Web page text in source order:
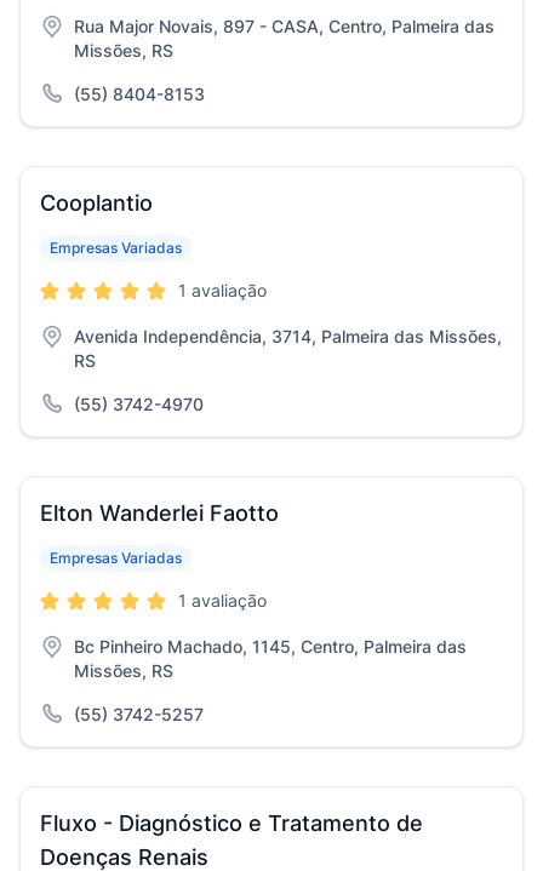
Rua Major Novais, 897 - CASA, Centro, Palmeira das
Missões, RS
(55) 8404-8153
Cooplantio
Empresas Variadas
1 avaliação
Avenida Independência, 3714, Palmeira das Missões,
RS
(55) 3742-4970
Elton Wanderlei Faotto
Empresas Variadas
1 avaliação
Bc Pinheiro Machado, 1145, Centro, Palmeira das
Missões, RS
(55) 3742-5257
Fluxo - Diagnóstico e Tratamento de
Doenças Renais